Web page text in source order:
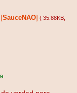
SauceNAO ( 35.88KB